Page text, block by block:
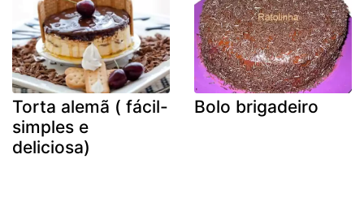
Torta alemã ( fácil-
simples e
deliciosa)
Bolo brigadeiro